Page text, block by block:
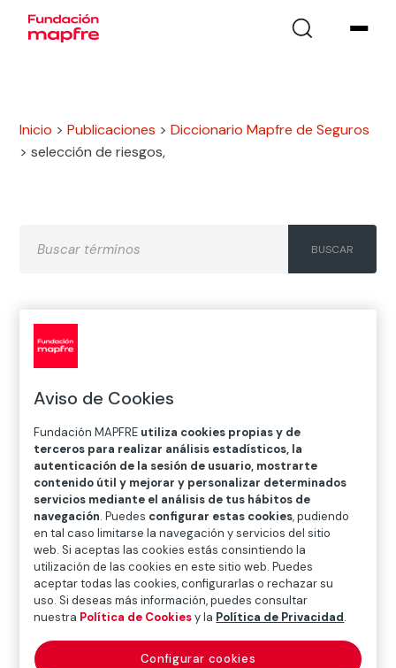
Inicio >Publicaciones >Diccionario Mapfre de Seguros
>selección de riesgos,
A
H
O
P Q R
V
W X Y Z
Diccionario de seguros
selección de
riesgos, (risks
selection)
Aviso de Cookies
Fundación MAPFRE utiliza cookies propias y de
terceros para realizar análisis estadísticos, la
autenticación de la sesión de usuario, mostrarte
contenido útil y mejorar y personalizar determinados
servicios mediante el análisis de tus hábitos de
navegación. Puedes configurar estas cookies, pudiendo
en tal caso limitarse la navegación y servicios del sitio
web. Si aceptas las cookies estás consintiendo la
utilización de las cookies en este sitio web. Puedes
aceptar todas las cookies, configurarlas o rechazar su
uso. Si deseas más información, puedes consultar
nuestra Política de Cookiesy la Política de Privacidad.
Configurar cookies